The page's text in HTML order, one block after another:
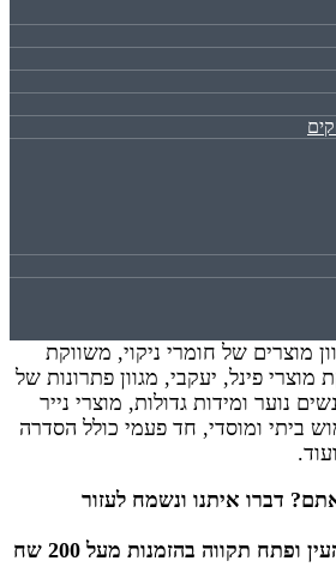
מוצרים של חומרי ניקוי, משווקת
מוצרי פינל, יעקבי, מגוון פתרונות של
נוער ומידות גדולות, מוצרי נייר
ביתי ומוסדי, חד פעמי כולל הסדרה
דברו איתנו ונשמח לעזור
תקווה בהזמנות מעל 200 שח